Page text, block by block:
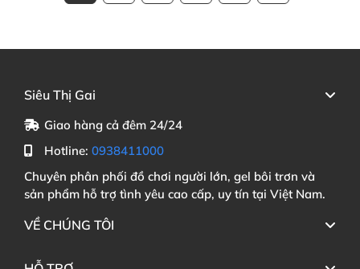
Siêu Thị Gai
Giao hàng cả đêm 24/24
Hotline: 0938411000
Chuyên phân phối đồ chơi người lớn, gel bôi trơn và
sản phẩm hỗ trợ tình yêu cao cấp, uy tín tại Việt Nam.
VỀ CHÚNG TÔI